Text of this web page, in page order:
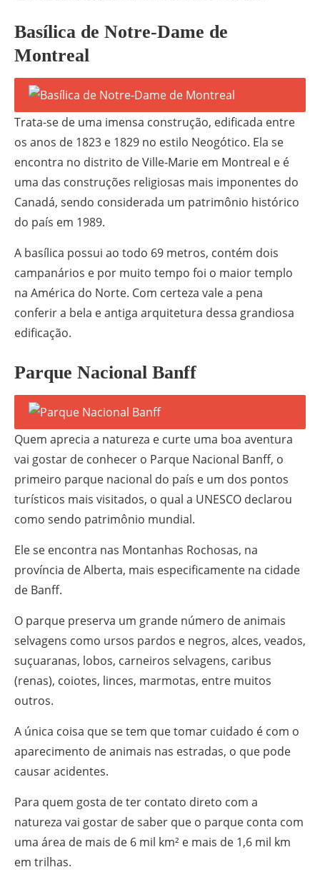
Basílica de Notre-Dame de
Montreal
Trata-se de uma imensa construção, edificada entre
os anos de 1823 e 1829 no estilo Neogótico. Ela se
encontra no distrito de Ville-Marie em Montreal e é
uma das construções religiosas mais imponentes do
Canadá, sendo considerada um patrimônio histórico
do país em 1989.
A basílica possui ao todo 69 metros, contém dois
campanários e por muito tempo foi o maior templo
na América do Norte. Com certeza vale a pena
conferir a bela e antiga arquitetura dessa grandiosa
edificação.
Parque Nacional Banff
Quem aprecia a natureza e curte uma boa aventura
vai gostar de conhecer o Parque Nacional Banff, o
primeiro parque nacional do país e um dos pontos
turísticos mais visitados, o qual a UNESCO declarou
como sendo patrimônio mundial.
Ele se encontra nas Montanhas Rochosas, na
província de Alberta, mais especificamente na cidade
de Banff.
O parque preserva um grande número de animais
selvagens como ursos pardos e negros, alces, veados,
suçuaranas, lobos, carneiros selvagens, caribus
(renas), coiotes, linces, marmotas, entre muitos
outros.
A única coisa que se tem que tomar cuidado é com o
aparecimento de animais nas estradas, o que pode
causar acidentes.
Para quem gosta de ter contato direto com a
natureza vai gostar de saber que o parque conta com
uma área de mais de 6 mil km² e mais de 1,6 mil km
em trilhas.